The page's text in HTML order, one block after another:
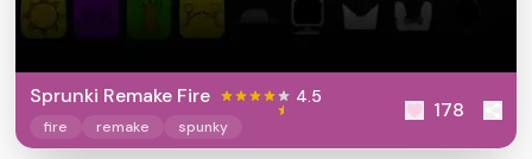
Sprunki Remake Fire 4.5
fire remake spunky
178